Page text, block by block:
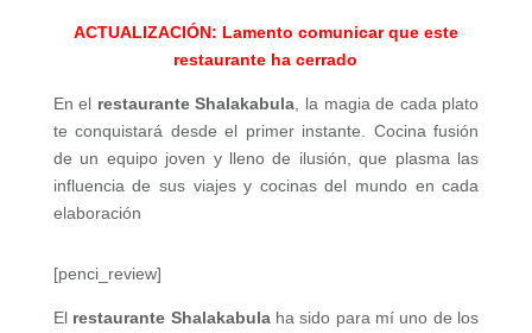
ACTUALIZACIÓN: Lamento comunicar que este
restaurante ha cerrado
En el restaurante Shalakabula , la magia de cada plato
te conquistará desde el primer instante. Cocina fusión
de un equipo joven y lleno de ilusión, que plasma las
influencia de sus viajes y cocinas del mundo en cada
elaboración
[penci_review]
El restaurante Shalakabulaha sido para mí uno de los